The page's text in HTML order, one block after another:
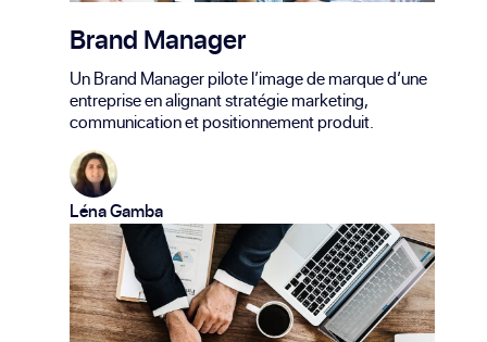
Brand Manager
Un Brand Manager pilote l’image de marque d’une
entreprise en alignant stratégie marketing,
communication et positionnement produit.
Léna Gamba